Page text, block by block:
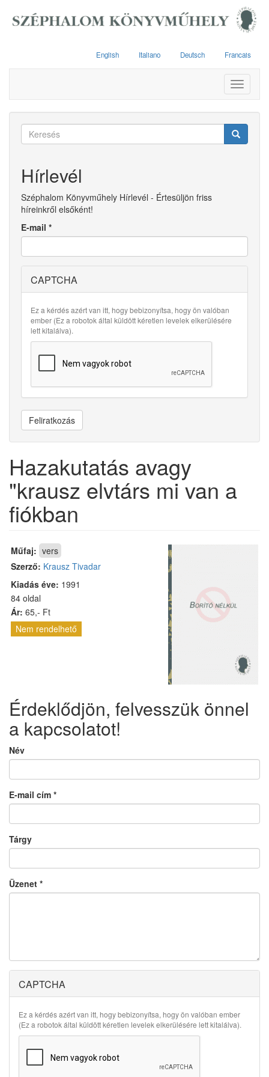
English Italiano Deutsch Francais
Toggle
Keresés
Hírlevél
Széphalom Könyvműhely Hírlevél - Értesüljön friss
híreinkről elsőként!
E-mail *
CAPTCHA
Ez a kérdés azért van itt, hogy bebizonyítsa, hogy ön valóban
ember (Ez a robotok által küldött kéretlen levelek elkerülésére
lett kitalálva).
Feliratkozás
Hazakutatás avagy
"krausz elvtárs mi van a
fiókban
Műfaj: vers
Szerző: Krausz Tivadar
Kiadás éve: 1991
84 oldal
Ár: 65,- Ft
Nem rendelhető
Érdeklődjön, felvesszük önnel
a kapcsolatot!
Név
E-mail cím *
Tárgy
Üzenet *
CAPTCHA
Ez a kérdés azért van itt, hogy bebizonyítsa, hogy ön valóban ember
(Ez a robotok által küldött kéretlen levelek elkerülésére lett kitalálva).